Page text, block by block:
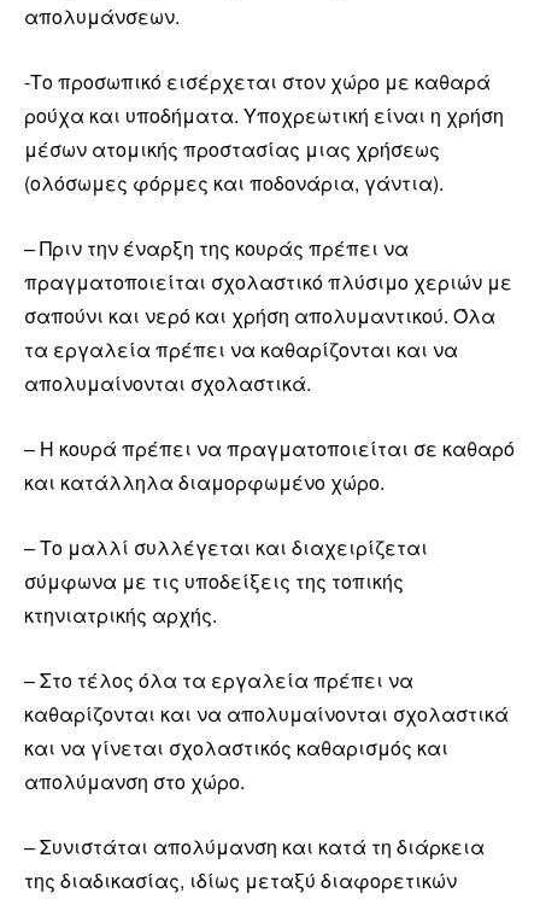
απολυμάνσεων.
-Το προσωπικό εισέρχεται στον χώρο με καθαρά
ρούχα και υποδήματα. Υποχρεωτική είναι η χρήση
μέσων ατομικής προστασίας μιας χρήσεως
(ολόσωμες φόρμες και ποδονάρια, γάντια).
– Πριν την έναρξη της κουράς πρέπει να
πραγματοποιείται σχολαστικό πλύσιμο χεριών με
σαπούνι και νερό και χρήση απολυμαντικού. Όλα
τα εργαλεία πρέπει να καθαρίζονται και να
απολυμαίνονται σχολαστικά.
– Η κουρά πρέπει να πραγματοποιείται σε καθαρό
και κατάλληλα διαμορφωμένο χώρο.
– Το μαλλί συλλέγεται και διαχειρίζεται
σύμφωνα με τις υποδείξεις της τοπικής
κτηνιατρικής αρχής.
– Στο τέλος όλα τα εργαλεία πρέπει να
καθαρίζονται και να απολυμαίνονται σχολαστικά
και να γίνεται σχολαστικός καθαρισμός και
απολύμανση στο χώρο.
– Συνιστάται απολύμανση και κατά τη διάρκεια
της διαδικασίας, ιδίως μεταξύ διαφορετικών